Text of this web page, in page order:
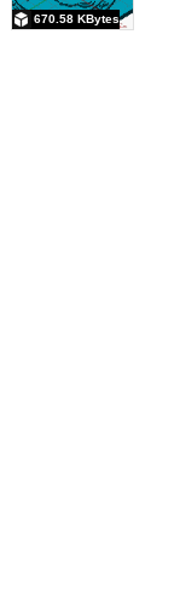
670.58 KBytes